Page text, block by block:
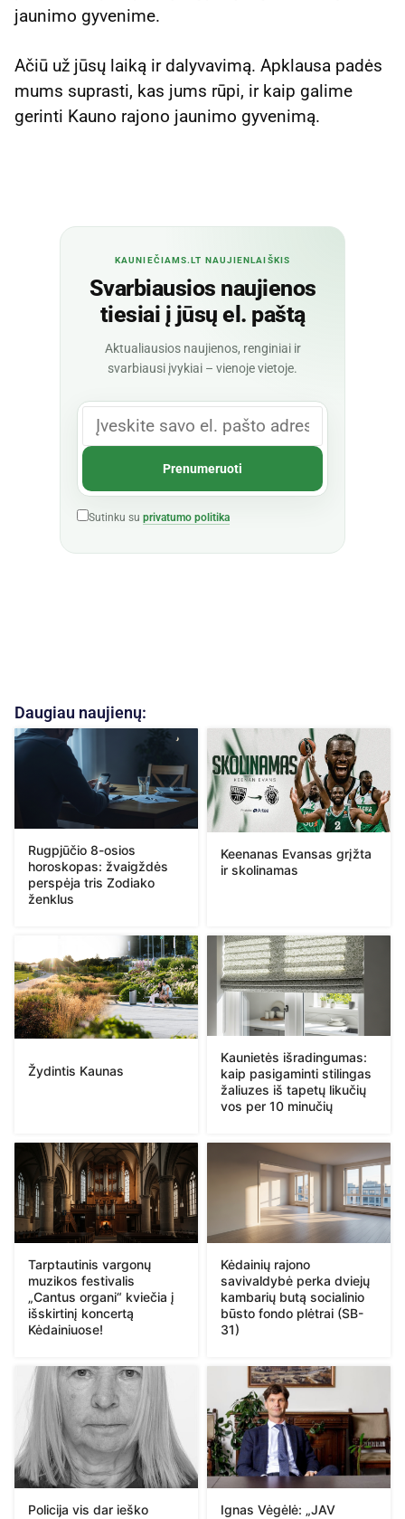
jaunimo gyvenime.
Ačiū už jūsų laiką ir dalyvavimą. Apklausa padės
mums suprasti, kas jums rūpi, ir kaip galime
gerinti Kauno rajono jaunimo gyvenimą.
KAUNIEČIAMS.LT NAUJIENLAIŠKIS
Svarbiausios naujienos
tiesiai į jūsų el. paštą
Aktualiausios naujienos, renginiai ir
svarbiausi įvykiai – vienoje vietoje.
Sutinku su privatumo politika
Daugiau naujienų:
Rugpjūčio 8-osios
horoskopas: žvaigždės
perspėja tris Zodiako
ženklus
Keenanas Evansas grįžta
ir skolinamas
Žydintis Kaunas
Kaunietės išradingumas:
kaip pasigaminti stilingas
žaliuzes iš tapetų likučių
vos per 10 minučių
Tarptautinis vargonų
muzikos festivalis
„Cantus organi“ kviečia į
išskirtinį koncertą
Kėdainiuose!
Kėdainių rajono
savivaldybė perka dviejų
kambarių butą socialinio
būsto fondo plėtrai (SB-
31)
Policija vis dar ieško
Ignas Vėgėlė: „JAV